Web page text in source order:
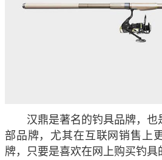
汉鼎是著名的钓具品牌，
部品牌，尤其在互联网销售上
牌，只要是喜欢在网上购买钓